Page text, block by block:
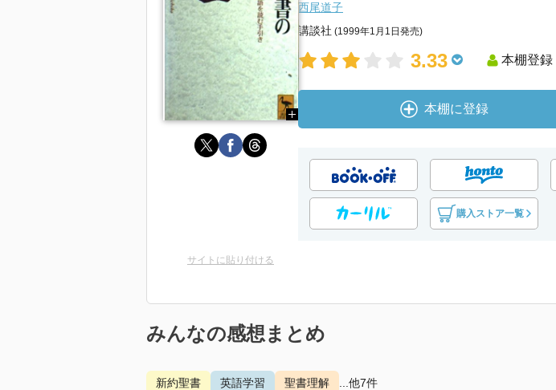
西尾道子
講談社 (1999年1月1日発売)
3.33 本棚登録
本棚に登録
購入ストア一覧
サイトに貼り付ける
みんなの感想まとめ
新約聖書 英語学習 聖書理解 ...他7件